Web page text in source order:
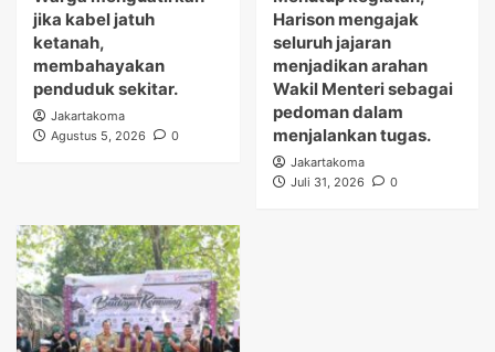
jika kabel jatuh
ketanah,
membahayakan
penduduk sekitar.
Jakartakoma
Agustus 5, 2026
0
Harison mengajak
seluruh jajaran
menjadikan arahan
Wakil Menteri sebagai
pedoman dalam
menjalankan tugas.
Jakartakoma
Juli 31, 2026
0